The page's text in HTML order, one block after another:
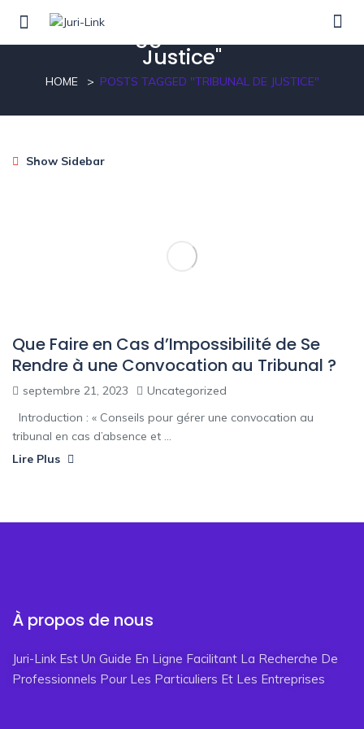
Posts tagged"Tribunal de
Justice"
HOME POSTS TAGGED "TRIBUNAL DE JUSTICE"
Show Sidebar
Que Faire en Cas d’Impossibilité de Se
Rendre à une Convocation au Tribunal ?
septembre 21, 2023
Uncategorized
Introduction : « Conseils pour gérer une convocation au
tribunal en cas d’absence et ...
Lire Plus
À propos de nous
Juri-Link Est Un Guide En Ligne Facilitant La Recherche De
Professionnels Pour Les Particuliers Et Les Entreprises